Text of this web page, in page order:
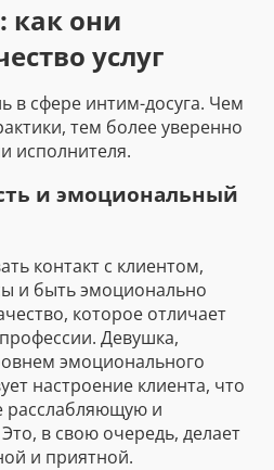
как они
услуг
в сфере интим-досуга. Чем
тем более уверенно
исполнителя.
и эмоциональный
контакт с клиентом,
и быть эмоционально
которое отличает
Девушка,
эмоционального
настроение клиента, что
расслабляющую и
в свою очередь, делает
и приятной.